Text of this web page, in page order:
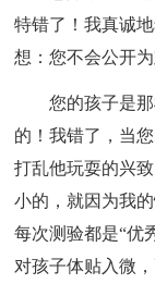
特错了！我真诚
想：您不会公开
您的孩子是
的！我错了，当
打乱他玩耍的兴
小的，就因为我
每次测验都是“优
对孩子体贴入微